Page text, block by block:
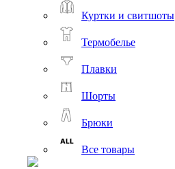
Куртки и свитшоты
Термобелье
Плавки
Шорты
Брюки
Все товары